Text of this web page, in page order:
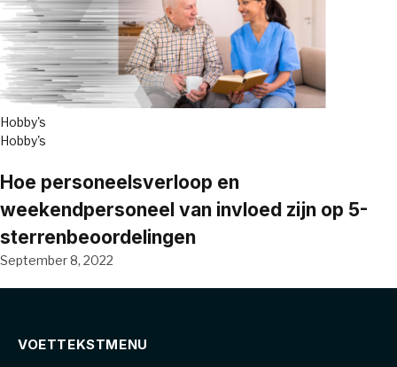
Hobby's
Hobby's
Hoe personeelsverloop en
weekendpersoneel van invloed zijn op 5-
sterrenbeoordelingen
September 8, 2022
VOETTEKSTMENU